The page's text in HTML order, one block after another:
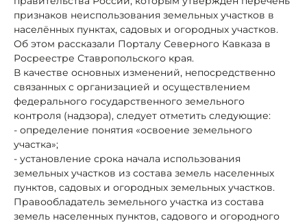
признаков неиспользования земельных участков в
населённых пунктах, садовых и огородных участков.
Об этом рассказали Порталу Северного Кавказа в
Росреестре Ставропольского края.
В качестве основных изменений, непосредственно
связанных с организацией и осуществлением
федерального государственного земельного
контроля (надзора), следует отметить следующие:
- определение понятия «освоение земельного
участка»;
- установление срока начала использования
земельных участков из состава земель населенных
пунктов, садовых и огородных земельных участков.
Правообладатель земельного участка из состава
земель населенных пунктов, садового и огородного